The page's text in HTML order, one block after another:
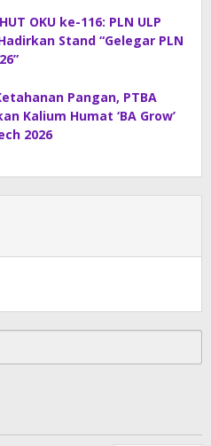
OKU ke-116: PLN ULP
Stand “Gelegar PLN
Pangan, PTBA
Kalium Humat ‘BA Grow’
2026